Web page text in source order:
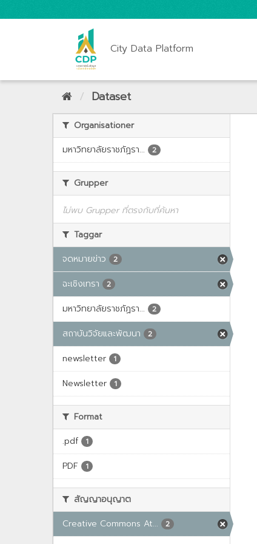
City Data Platform
Dataset
Organisationer
มหาวิทยาลัยราชภัฏรา...
2
Grupper
ไม่พบ Grupper ที่ตรงกับที่ค้นหา
Taggar
จดหมายข่าว
2
ฉะเชิงเทรา 2
มหาวิทยาลัยราชภัฏรา... 2
สถาบันวิจัยและพัฒนา 2
newsletter 1
Newsletter 1
Format
.pdf
1
PDF 1
สัญญาอนุญาต
Creative Commons At...
2